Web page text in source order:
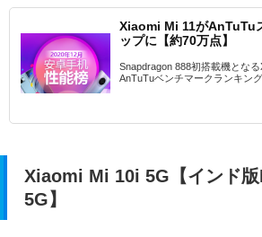
Xiaomi Mi 11がAnTuTu
ップに【約70万点】
Snapdragon 888初搭載機とな
AnTuTuベンチマークランキン
Xiaomi Mi 10i 5G【インド
5G】